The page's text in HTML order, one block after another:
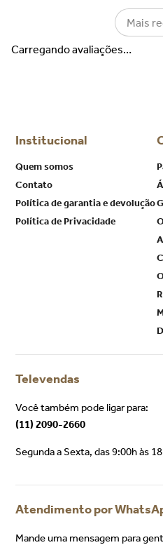
Mais
Carregando avaliações…
Institucional
Quem somos
Contato
Política de garantia e devolução
Política de Privacidade
Televendas
Você também pode ligar para:
(11) 2090-2660
Segunda a Sexta, das 9:00h às
Atendimento por
Mande uma mensagem para